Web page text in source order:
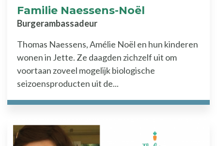
Familie Naessens-Noël
Burgerambassadeur
Thomas Naessens, Amélie Noël en hun kinderen
wonen in Jette. Ze daagden zichzelf uit om
voortaan zoveel mogelijk biologische
seizoensproducten uit de...